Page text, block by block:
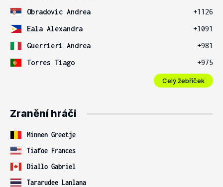
Obradovic Andrea
+1126
Eala Alexandra
+1091
Guerrieri Andrea
+981
Torres Tiago
+975
Celý žebříček
Zranění hráči
Minnen Greetje
Tiafoe Frances
Diallo Gabriel
Tararudee Lanlana